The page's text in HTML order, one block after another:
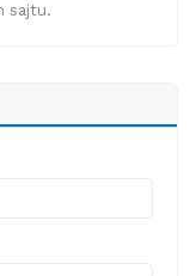
sajtu.